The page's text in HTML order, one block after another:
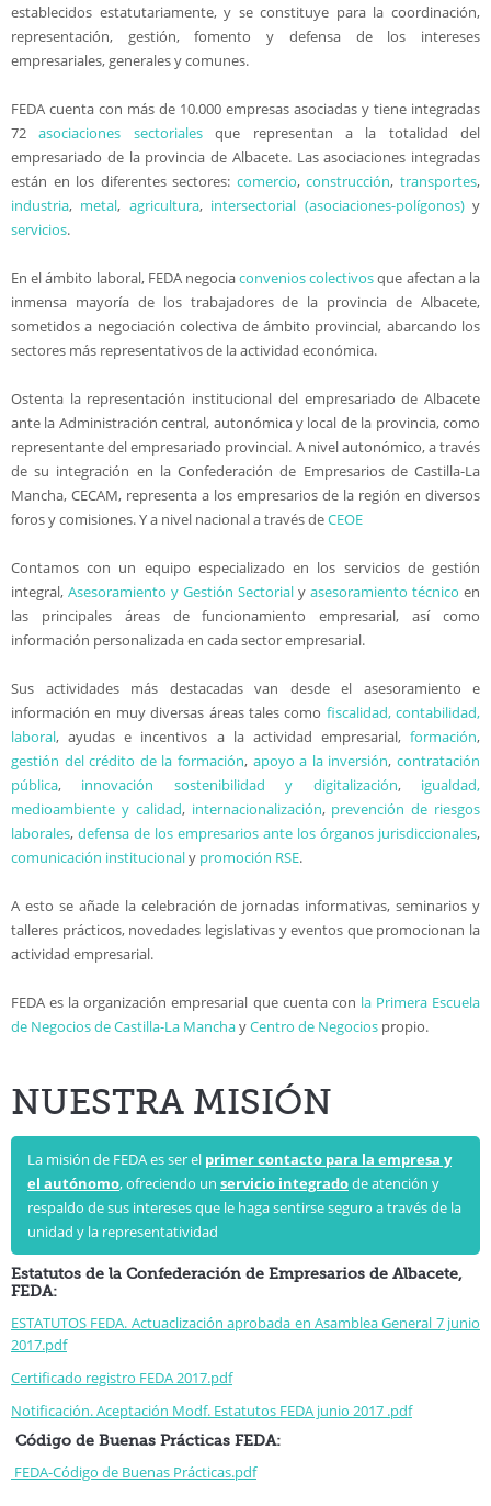
establecidos estatutariamente, y se constituye para la coordinación,
representación, gestión, fomento y defensa de los intereses
empresariales, generales y comunes.
FEDA cuenta con más de 10.000 empresas asociadas y tiene integradas
72asociaciones sectorialesque representan a la totalidad del
empresariado de la provincia de Albacete. Las asociaciones integradas
están en los diferentes sectores: comercio,construcción,transportes,
industria, metal, agricultura, intersectorial (asociaciones-polígonos)y
servicios.
En el ámbito laboral, FEDA negociaconvenios colectivosque afectan a la
inmensa mayoría de los trabajadores de la provincia de Albacete,
sometidos a negociación colectiva de ámbito provincial, abarcando los
sectores más representativos de la actividad económica.
Ostenta la representación institucional del empresariado de Albacete
ante la Administración central, autonómica y local de la provincia, como
representante del empresariado provincial. A nivel autonómico, a través
de su integración en la Confederación de Empresarios de Castilla-La
Mancha, CECAM, representa a los empresarios de la región en diversos
foros y comisiones. Y a nivel nacional a través deCEOE
Contamos con un equipo especializado en los servicios de gestión
integral, Asesoramiento y Gestión Sectorial y asesoramiento técnico en
las principales áreas de funcionamiento empresarial, así como
información personalizada en cada sector empresarial.
Sus actividades más destacadas van desde el asesoramiento e
información en muy diversas áreas tales como fiscalidad, contabilidad,
laboral, ayudas e incentivos a la actividad empresarial, formación,
gestión del crédito de la formación, apoyo a la inversión,contratación
pública, innovación sostenibilidad y digitalización, igualdad,
medioambiente y calidad, internacionalización, prevención de riesgos
laborales, defensa de los empresarios ante los órganos jurisdiccionales,
comunicación institucionaly promoción RSE.
A esto se añade la celebración de jornadas informativas, seminarios y
talleres prácticos, novedades legislativas y eventos que promocionan la
actividad empresarial.
FEDA es la organización empresarial que cuenta con la Primera Escuela
de Negocios de Castilla-La ManchayCentro de Negocios propio.
NUESTRA MISIÓN
La misión de FEDA es ser el primer contacto para la empresa y
el autónomo, ofreciendo un servicio integradode atención y
respaldo de sus intereses que le haga sentirse seguro a través de la
unidad y la representatividad
Estatutos de la Confederación de Empresarios de Albacete,
FEDA:
ESTATUTOS FEDA. Actuaclización aprobada en Asamblea General 7 junio
2017.pdf
Certificado registro FEDA 2017.pdf
Notificación. Aceptación Modf. Estatutos FEDA junio 2017 .pdf
Código de Buenas Prácticas FEDA:
FEDA-Código de Buenas Prácticas.pdf